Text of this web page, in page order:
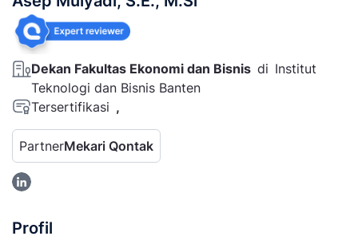
Dekan Fakultas Ekonomi dan Bisnis di Institut
Teknologi dan Bisnis Banten
Tersertifikasi ,
PartnerMekari Qontak
Profil